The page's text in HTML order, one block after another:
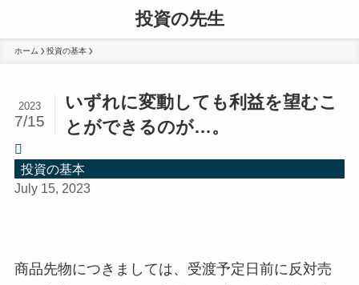
投資の先生
ホーム 投資の基本
いずれに変動しても利益を望むこ
とができるのが…。
2023
7/15
投資の基本
July 15, 2023
商品先物につきましては、受渡予定日前に反対売